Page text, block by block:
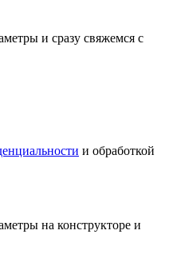
и сразу свяжемся с
и обработкой
на конструкторе и